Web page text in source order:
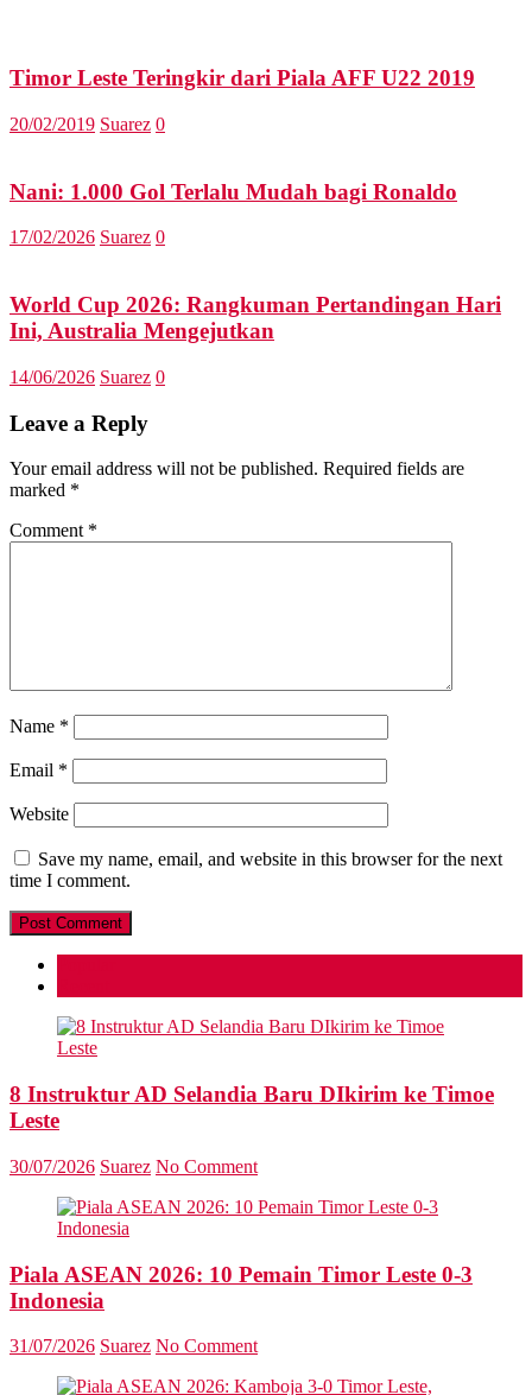
Timor Leste Teringkir dari Piala AFF U22 2019
20/02/2019 Suarez 0
Nani: 1.000 Gol Terlalu Mudah bagi Ronaldo
17/02/2026 Suarez 0
World Cup 2026: Rangkuman Pertandingan Hari
Ini, Australia Mengejutkan
14/06/2026 Suarez 0
Leave a Reply
Your email address will not be published. Required fields are
marked *
Comment *
Name *
Email *
Website
Save my name, email, and website in this browser for the next
time I comment.
8 Instruktur AD Selandia Baru DIkirim ke Timoe
Leste
30/07/2026 Suarez No Comment
Piala ASEAN 2026: 10 Pemain Timor Leste 0-3
Indonesia
31/07/2026 Suarez No Comment